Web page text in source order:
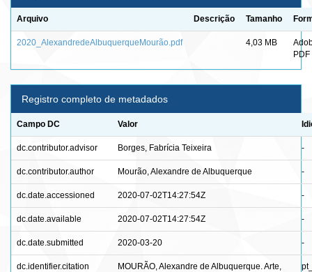
Arquivo Descrição Tamanho
2020_AlexandredeAlbuquerqueMourão.pdf 4,03 MB
PDF
Registro completo de metadados
Campo DC Valor
dc.contributor.advisor Borges, Fabrícia Teixeira -
dc.contributor.author Mourão, Alexandre de Albuquerque -
dc.date.accessioned 2020-07-02T14:27:54Z -
dc.date.available 2020-07-02T14:27:54Z -
dc.date.submitted 2020-03-20 -
dc.identifier.citation
MOURÃO, Alexandre de Albuquerque. Arte,